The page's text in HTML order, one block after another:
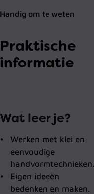
Praktische
informatie
Handig om te weten
Wat leer je?
Werken met klei en
eenvoudige
handvormtechnieken.
Eigen ideeën
bedenken en maken.